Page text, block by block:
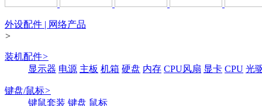
外设配件 | 网络产品
>
装机配件>
显示器 电源 主板 机箱 硬盘 内存 CPU风扇 显卡 CPU 光
键盘/鼠标>
键鼠套装 键盘 鼠标